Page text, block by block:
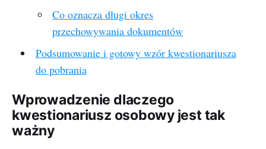
Co oznacza długi okres
przechowywania dokumentów
Podsumowanie i gotowy wzór kwestionariusza
do pobrania
Wprowadzenie dlaczego
kwestionariusz osobowy jest tak
ważny